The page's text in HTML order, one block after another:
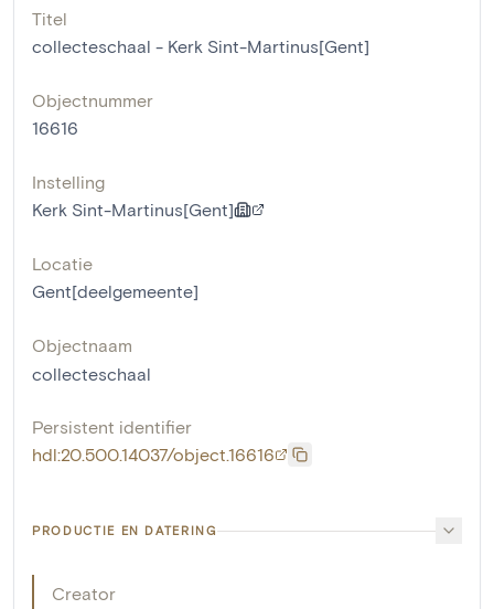
Titel
collecteschaal - Kerk Sint-Martinus[Gent]
Objectnummer
16616
Instelling
Kerk Sint-Martinus[Gent]
Locatie
Gent[deelgemeente]
Objectnaam
collecteschaal
Persistent identifier
hdl:20.500.14037/object.16616
PRODUCTIE EN DATERING
Creator